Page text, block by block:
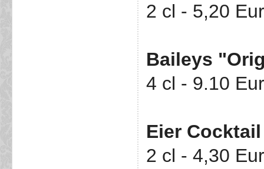
2 cl - 5,20
Baileys
4 cl - 9.10
Eier
2 cl - 4,30